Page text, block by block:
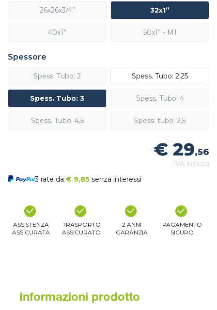
26x26x3/4” 32x1”
40x1” 50x1” - M1
Spessore
Spess. Tubo: 2 Spess. Tubo: 2,25
Spess. Tubo: 3 Spess. Tubo: 4
Spess. Tubo: 4,5 Spess. tubo: 2,5
€ 29,56
IVA inclusa
3 rate da € 9,85 senza interessi
ASSISTENZA
ASSICURATA
TRASPORTO
ASSICURATO
2 ANNI
GARANZIA
PAGAMENTO
SICURO
Informazioni prodotto